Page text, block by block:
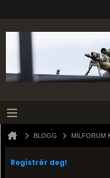
BLOGG MILFORUM
Registrér deg!